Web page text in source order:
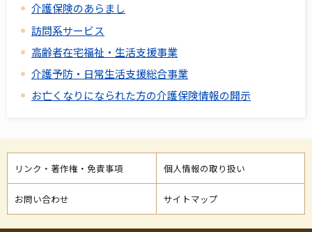
介護保険のあらまし
訪問系サービス
高齢者在宅福祉・生活支援事業
介護予防・日常生活支援総合事業
お亡くなりになられた方の介護保険情報の開示
リンク・著作権・免責事項 個人情報の取り扱い
お問い合わせ サイトマップ